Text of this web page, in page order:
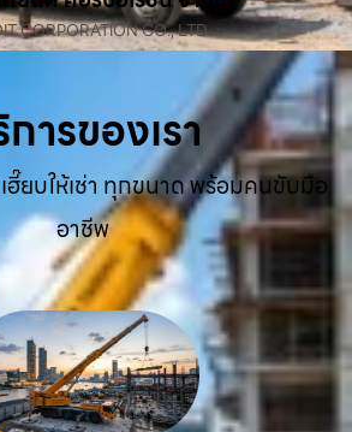
CORPORATION CO., LTD.
ารของเรา
ฮี๊ยบให้เช่า ทุกขนาด พร้อมคนขับมือ
อาชีพ